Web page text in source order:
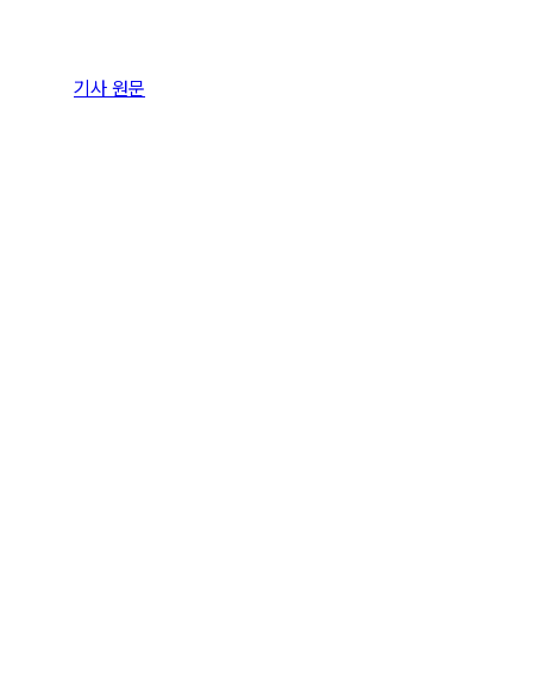
기사 원문